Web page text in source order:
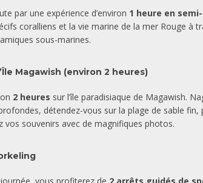
par une expérience d’environ 1 heure en
coralliens et la vie marine de la mer Rouge à
sous-marines.
Magawish (environ 2 heures)
2 heures sur l’île paradisiaque de Magawish.
détendez-vous sur la plage de sable fin,
vos souvenirs avec de magnifiques photos.